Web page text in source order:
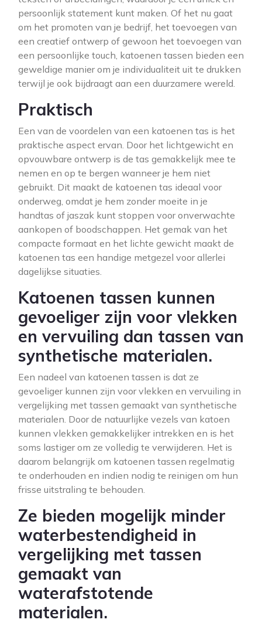
persoonlijk statement kunt maken. Of het nu gaat
om het promoten van je bedrijf, het toevoegen van
een creatief ontwerp of gewoon het toevoegen van
een persoonlijke touch, katoenen tassen bieden een
geweldige manier om je individualiteit uit te drukken
terwijl je ook bijdraagt aan een duurzamere wereld.
Praktisch
Een van de voordelen van een katoenen tas is het
praktische aspect ervan. Door het lichtgewicht en
opvouwbare ontwerp is de tas gemakkelijk mee te
nemen en op te bergen wanneer je hem niet
gebruikt. Dit maakt de katoenen tas ideaal voor
onderweg, omdat je hem zonder moeite in je
handtas of jaszak kunt stoppen voor onverwachte
aankopen of boodschappen. Het gemak van het
compacte formaat en het lichte gewicht maakt de
katoenen tas een handige metgezel voor allerlei
dagelijkse situaties.
Katoenen tassen kunnen
gevoeliger zijn voor vlekken
en vervuiling dan tassen van
synthetische materialen.
Een nadeel van katoenen tassen is dat ze
gevoeliger kunnen zijn voor vlekken en vervuiling in
vergelijking met tassen gemaakt van synthetische
materialen. Door de natuurlijke vezels van katoen
kunnen vlekken gemakkelijker intrekken en is het
soms lastiger om ze volledig te verwijderen. Het is
daarom belangrijk om katoenen tassen regelmatig
te onderhouden en indien nodig te reinigen om hun
frisse uitstraling te behouden.
Ze bieden mogelijk minder
waterbestendigheid in
vergelijking met tassen
gemaakt van
waterafstotende
materialen.